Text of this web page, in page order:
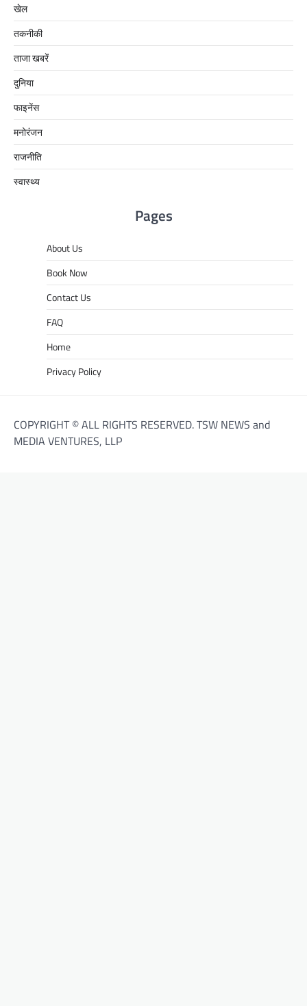
खेल
तकनीकी
ताजा खबरें
दुनिया
फाइनेंस
मनोरंजन
राजनीति
स्वास्थ्य
Pages
About Us
Book Now
Contact Us
FAQ
Home
Privacy Policy
COPYRIGHT © ALL RIGHTS RESERVED. TSW NEWS and
MEDIA VENTURES, LLP